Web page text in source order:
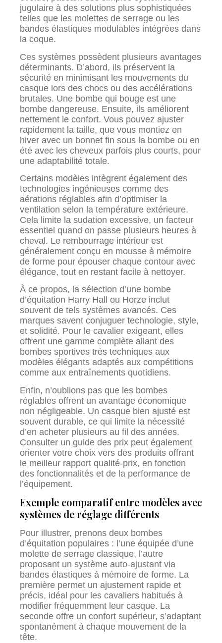
jugulaire à des solutions plus sophistiquées
telles que les molettes de serrage ou les
bandes élastiques modulables intégrées dans
la coque.
Ces systèmes possèdent plusieurs avantages
déterminants. D’abord, ils préservent la
sécurité en minimisant les mouvements du
casque lors des chocs ou des accélérations
brutales. Une bombe qui bouge est une
bombe dangereuse. Ensuite, ils améliorent
nettement le confort. Vous pouvez ajuster
rapidement la taille, que vous montiez en
hiver avec un bonnet fin sous la bombe ou en
été avec les cheveux parfois plus courts, pour
une adaptabilité totale.
Certains modèles intègrent également des
technologies ingénieuses comme des
aérations réglables afin d’optimiser la
ventilation selon la température extérieure.
Cela limite la sudation excessive, un facteur
essentiel quand on passe plusieurs heures à
cheval. Le rembourrage intérieur est
généralement conçu en mousse à mémoire
de forme pour épouser chaque contour avec
élégance, tout en restant facile à nettoyer.
À ce propos, la sélection d’une bombe
d’équitation Harry Hall ou Horze inclut
souvent de tels systèmes avancés. Ces
marques savent conjuguer technologie, style,
et solidité. Pour le cavalier exigeant, elles
offrent une gamme complète allant des
bombes sportives très techniques aux
modèles élégants adaptés aux compétitions
comme aux entraînements quotidiens.
Enfin, n’oublions pas que les bombes
réglables offrent un avantage économique
non négligeable. Un casque bien ajusté est
souvent durable, ce qui limite la nécessité
d’en acheter plusieurs au fil des années.
Consulter un guide des prix peut également
orienter votre choix vers des produits offrant
le meilleur rapport qualité-prix, en fonction
des fonctionnalités et de la performance de
l’équipement.
Exemple comparatif entre modèles avec
systèmes de réglage différents
Pour illustrer, prenons deux bombes
d’équitation populaires : l’une équipée d’une
molette de serrage classique, l’autre
proposant un système auto-ajustant via
bandes élastiques à mémoire de forme. La
première permet un ajustement rapide et
précis, idéal pour les cavaliers habitués à
modifier fréquemment leur casque. La
seconde offre un confort supérieur, s’adaptant
spontanément à chaque mouvement de la
tête.